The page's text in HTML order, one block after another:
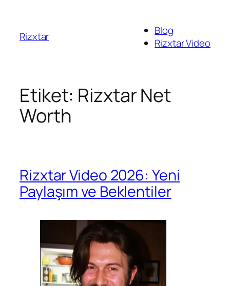
Rizxtar
Blog
Rizxtar Video
Etiket: Rizxtar Net
Worth
Rizxtar Video 2026: Yeni
Paylaşım ve Beklentiler